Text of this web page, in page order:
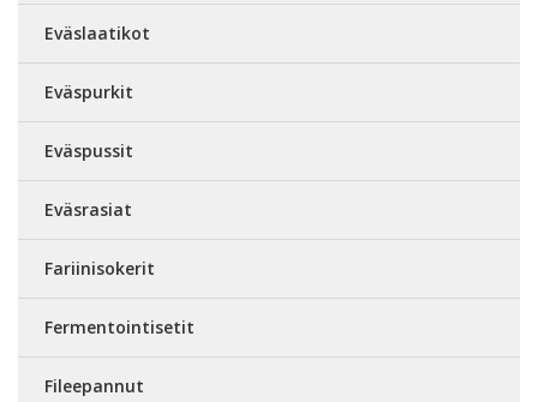
Eväslaatikot
Eväspurkit
Eväspussit
Eväsrasiat
Fariinisokerit
Fermentointisetit
Fileepannut